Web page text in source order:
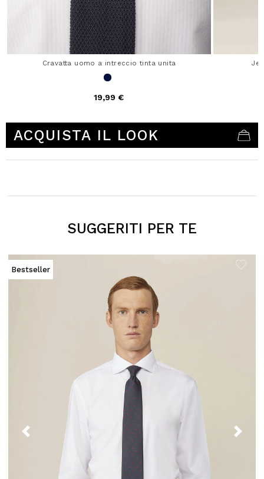
Cravatta uomo a intreccio tinta unita
19,99 €
ACQUISTA IL LOOK
SUGGERITI PER TE
Bestseller